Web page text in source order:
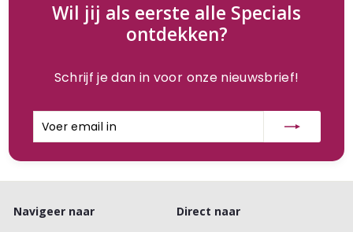
Wil jij als eerste alle Specials
ontdekken?
Schrijf je dan in voor onze nieuwsbrief!
Navigeer naar
Direct naar